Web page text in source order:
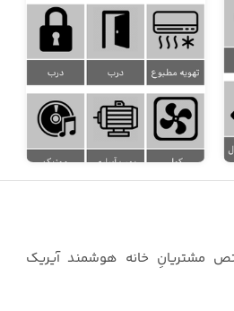
مشتریانِ خانه هوشمند آیریک